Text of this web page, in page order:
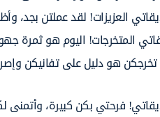
العزيزات! لقد عملتن بجد،
المتخرجات! اليوم هو ثمرة
تخرجكن هو دليل على تفانيكن
فرحتي بكن كبيرة، وأتمنى